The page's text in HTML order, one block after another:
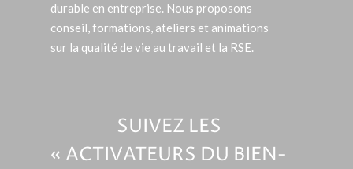
durable en entreprise. Nous proposons
conseil, formations, ateliers et animations
sur la qualité de vie au travail et la RSE.
SUIVEZ LES
« ACTIVATEURS DU BIEN-